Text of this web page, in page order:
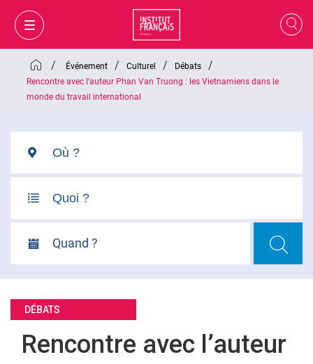
FR
/ Événement / Culturel / Débats /
Rencontre avec l’auteur Phan Van Truong : les Vietnamiens dans le
monde du travail international
Quand ?
DÉBATS
Rencontre avec l’auteur